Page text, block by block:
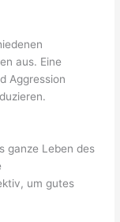
aus. Eine
Aggression
ganze Leben des
um gutes